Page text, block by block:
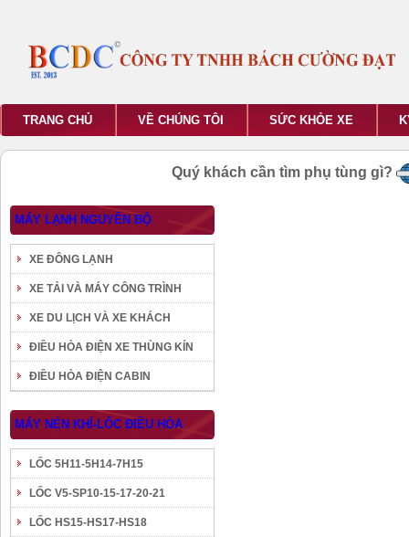
TRANG CHỦ VỀ CHÚNG TÔI SỨC KHỎE XE
Quý khách cần tìm phụ tùng gì?
MÁY LẠNH NGUYÊN BỘ
XE ĐÔNG LẠNH
XE TẢI VÀ MÁY CÔNG TRÌNH
XE DU LỊCH VÀ XE KHÁCH
ĐIỀU HÒA ĐIỆN XE THÙNG KÍN
ĐIỀU HÒA ĐIỆN CABIN
MÁY NÉN KHÍ-LỐC ĐIỀU HÒA
LỐC 5H11-5H14-7H15
LỐC V5-SP10-15-17-20-21
LỐC HS15-HS17-HS18